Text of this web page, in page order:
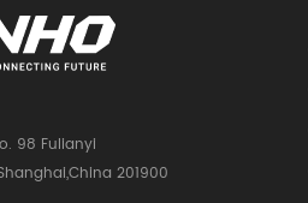
98 Fulianyi
201900